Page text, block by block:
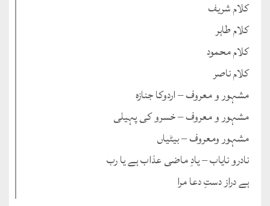
کلام شریف
کلام طاہر
کلام محمود
کلام ناصر
مشہور و معروف – اردوکا جنازہ
مشہور و معروف – خسرو کی پہیلی
مشہور ومعروف – بیٹیاں
نادرو نایاب – یادِ ماضی عذاب ہے یا رب
ہے دراز دستِ دعا مرا